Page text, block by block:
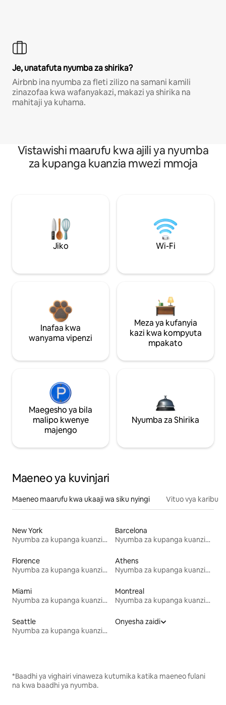
Je, unatafuta nyumba za shirika?
Airbnb ina nyumba za fleti zilizo na samani kamili
zinazofaa kwa wafanyakazi, makazi ya shirika na
mahitaji ya kuhama.
Vistawishi maarufu kwa ajili ya nyumba
za kupanga kuanzia mwezi mmoja
Jiko Wi-Fi
Inafaa kwa
wanyama vipenzi
Meza ya kufanyia
kazi kwa kompyuta
mpakato
Maegesho ya bila
malipo kwenye
majengo
Nyumba za Shirika
Maeneo ya kuvinjari
Maeneo maarufu kwa ukaaji wa siku nyingi Vituo vya karibu
New York
Nyumba za kupanga kuanzia mwezi mmoja
Barcelona
Nyumba za kupanga kuanzia mwezi mmoja
Florence
Nyumba za kupanga kuanzia mwezi mmoja
Athens
Nyumba za kupanga kuanzia mwezi mmoja
Miami
Nyumba za kupanga kuanzia mwezi mmoja
Montreal
Nyumba za kupanga kuanzia mwezi mmoja
Seattle
Nyumba za kupanga kuanzia mwezi mmoja
Onyesha zaidi
*Baadhi ya vighairi vinaweza kutumika katika maeneo fulani
na kwa baadhi ya nyumba.